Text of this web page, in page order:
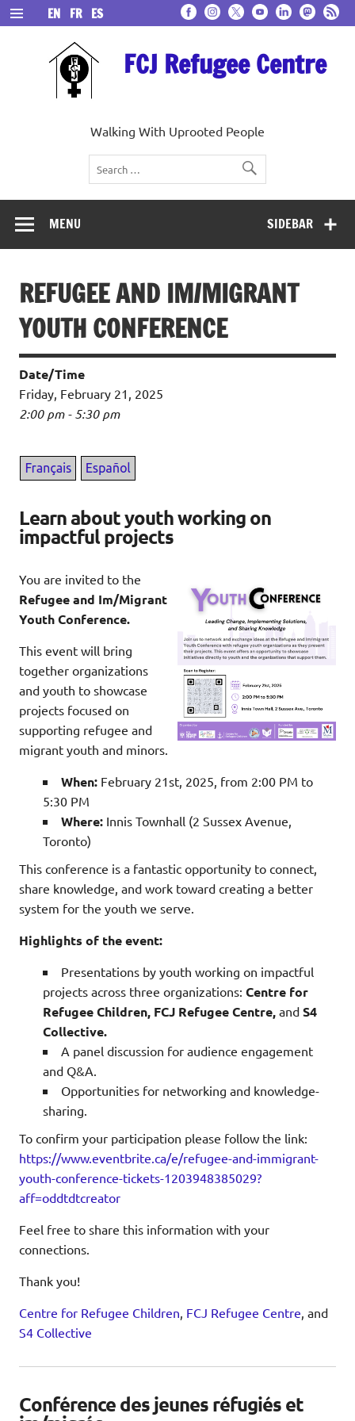
Skip
to
content
FCJ Refugee Centre
Walking With Uprooted People
EN FR ES
SIDEBAR
MENU
REFUGEE AND IM/MIGRANT
YOUTH CONFERENCE
Date/Time
Friday, February 21, 2025
2:00 pm - 5:30 pm
Learn about youth working on
impactful projects
You are invited to the
Refugee and Im/Migrant
Youth Conference.
This event will bring
together organizations
and youth to showcase
projects focused on
supporting refugee and
migrant youth and minors.
When: February 21st, 2025, from 2:00 PM to
5:30 PM
Where: Innis Townhall (2 Sussex Avenue,
Toronto)
This conference is a fantastic opportunity to connect,
share knowledge, and work toward creating a better
system for the youth we serve.
Highlights of the event:
Presentations by youth working on impactful
projects across three organizations: Centre for
Refugee Children, FCJ Refugee Centre, and S4
Collective.
A panel discussion for audience engagement
and Q&A.
Opportunities for networking and knowledge-
sharing.
To confirm your participation please follow the link:
https://www.eventbrite.ca/e/refugee-and-immigrant-
youth-conference-tickets-1203948385029?
aff=oddtdtcreator
Feel free to share this information with your
connections.
Thank you!
Centre for Refugee Children, FCJ Refugee Centre, and
S4 Collective
Conférence des jeunes réfugiés et